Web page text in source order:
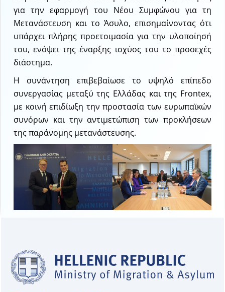
για την εφαρμογή του Νέου Συμφώνου για τη
Μετανάστευση και το Άσυλο, επισημαίνοντας ότι
υπάρχει πλήρης προετοιμασία για την υλοποίησή
του, ενόψει της έναρξης ισχύος του το προσεχές
διάστημα.
Η συνάντηση επιβεβαίωσε το υψηλό επίπεδο
συνεργασίας μεταξύ της Ελλάδας και της Frontex,
με κοινή επιδίωξη την προστασία των ευρωπαϊκών
συνόρων και την αντιμετώπιση των προκλήσεων
της παράνομης μετανάστευσης.